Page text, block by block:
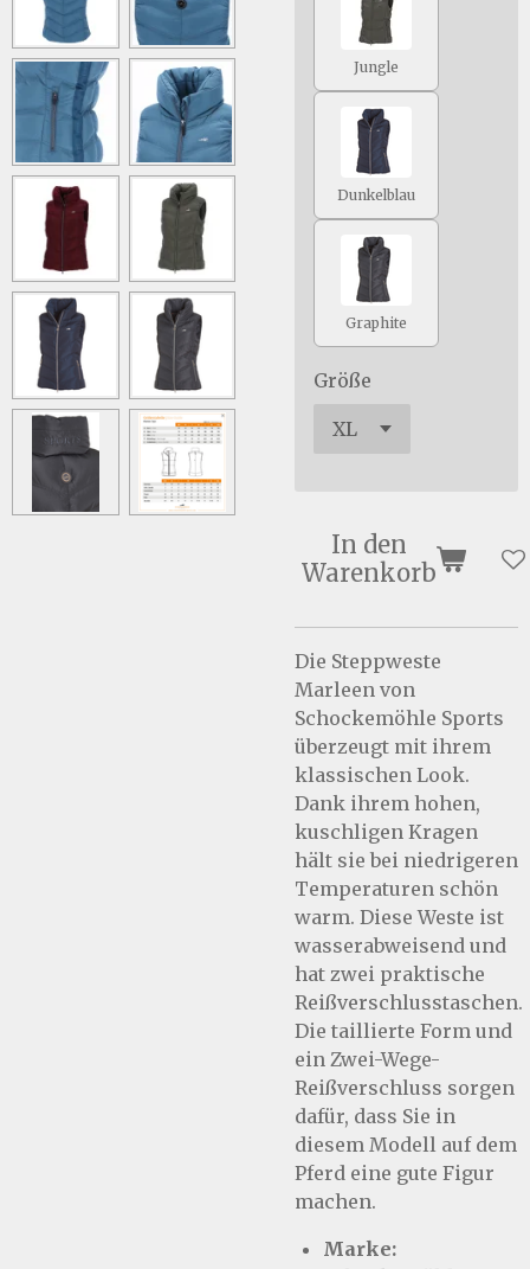
Jungle
Dunkelblau
Graphite
Größe
In den
Warenkorb
Die Steppweste
Marleen von
Schockemöhle Sports
überzeugt mit ihrem
klassischen Look.
Dank ihrem hohen,
kuschligen Kragen
hält sie bei niedrigeren
Temperaturen schön
warm. Diese Weste ist
wasserabweisend und
hat zwei praktische
Reißverschlusstaschen.
Die taillierte Form und
ein Zwei-Wege-
Reißverschluss sorgen
dafür, dass Sie in
diesem Modell auf dem
Pferd eine gute Figur
machen.
Marke: